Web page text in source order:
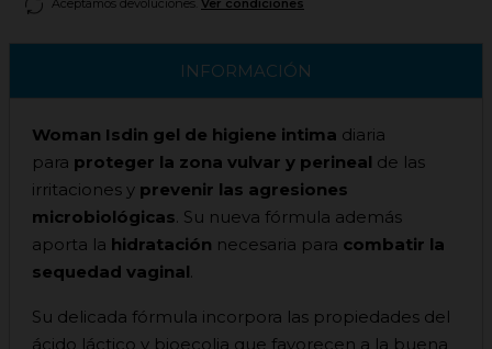
Aceptamos devoluciones. Ver condiciones
INFORMACIÓN
Woman Isdin gel de higiene intima diaria
para proteger la zona vulvar y perineal de las
irritaciones y prevenir las agresiones
microbiológicas. Su nueva fórmula además
aporta la hidratación necesaria para combatir la
sequedad vaginal.
Su delicada fórmula incorpora las propiedades del
ácido láctico y bioecolia que favorecen a la buena